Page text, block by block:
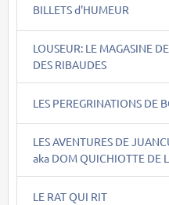
BILLETS d'HUMEUR
LOUSEUR: LE MAGASINE
DES RIBAUDES
LES PEREGRINATIONS DE
LES AVENTURES DE
aka DOM QUICHIOTTE DE
LE RAT QUI RIT